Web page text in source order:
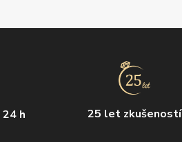
h 25 let zkušeností